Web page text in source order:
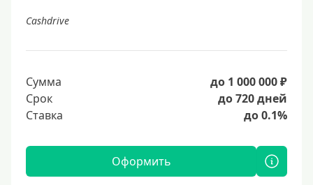
Cashdrive
Сумма
до 1 000 000 ₽
Срок
до 720 дней
Ставка
до 0.1%
Оформить